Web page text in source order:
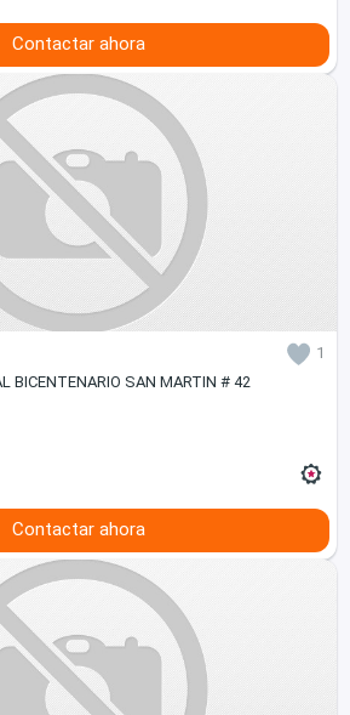
Contactar ahora
1
BICENTENARIO SAN MARTIN # 42
Contactar ahora